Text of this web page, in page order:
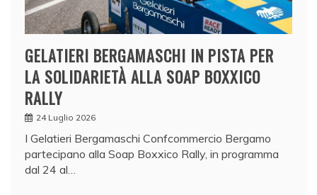
GELATIERI BERGAMASCHI IN PISTA PER
LA SOLIDARIETÀ ALLA SOAP BOXXICO
RALLY
24 Luglio 2026
I Gelatieri Bergamaschi Confcommercio Bergamo
partecipano alla Soap Boxxico Rally, in programma
dal 24 al…